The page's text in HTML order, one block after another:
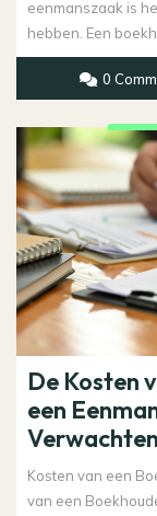
eenmanszaak is
hebben. Een
0
De Kosten
een
Kosten van een
van een